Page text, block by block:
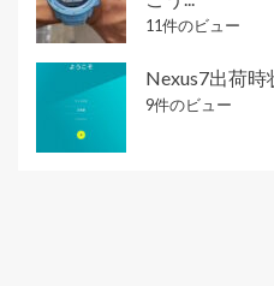
11件のビュー
Nexus7出荷時
9件のビュー